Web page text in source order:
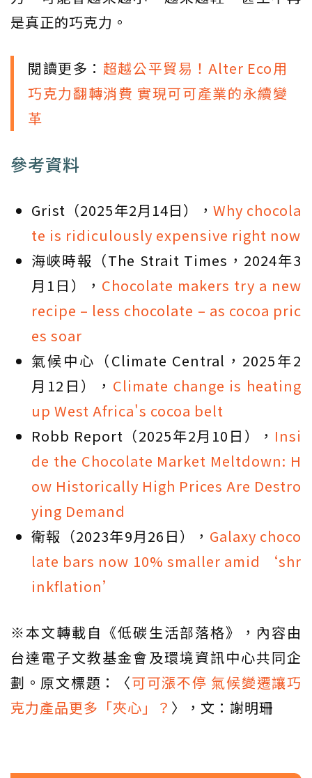
是真正的巧克力。
閱讀更多： 超越公平貿易！Alter Eco用
巧克力翻轉消費 實現可可產業的永續變
革
參考資料
Grist（2025年2月14日）， Why chocola
te is ridiculously expensive right now
海峽時報（The Strait Times，2024年3
月1日）， Chocolate makers try a new
recipe – less chocolate – as cocoa pric
es soar
氣候中心（Climate Central，2025年2
月12日）， Climate change is heating
up West Africa's cocoa belt
Robb Report（2025年2月10日）， Insi
de the Chocolate Market Meltdown: H
ow Historically High Prices Are Destro
ying Demand
衛報（2023年9月26日）， Galaxy choco
late bars now 10% smaller amid ‘shr
inkflation’
※本文轉載自《低碳生活部落格》，內容由
台達電子文教基金會及環境資訊中心共同企
劃。原文標題：〈可可漲不停 氣候變遷讓巧
克力產品更多「夾心」？ 〉，文：謝明珊